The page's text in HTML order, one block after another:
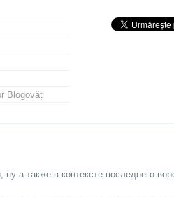
Blogovăț
а также в контексте последнего